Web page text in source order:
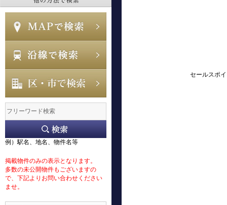
例）駅名、地名、物件名等
掲載物件のみの表示となります。
多数の未公開物件もございますの
で、下記よりお問い合わせください
ませ。
セールスポ